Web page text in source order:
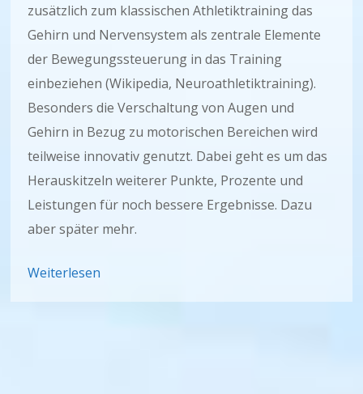
zusätzlich zum klassischen Athletiktraining das
Gehirn und Nervensystem als zentrale Elemente
der Bewegungssteuerung in das Training
einbeziehen (Wikipedia, Neuroathletiktraining).
Besonders die Verschaltung von Augen und
Gehirn in Bezug zu motorischen Bereichen wird
teilweise innovativ genutzt. Dabei geht es um das
Herauskitzeln weiterer Punkte, Prozente und
Leistungen für noch bessere Ergebnisse. Dazu
aber später mehr.
Weiterlesen